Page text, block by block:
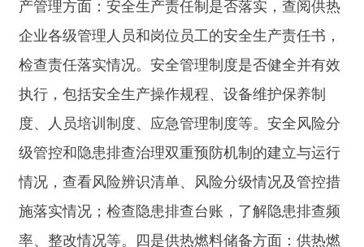
（五）绿地占用与树木保护检查
业和项目，检查是否依法办理相关审批手续，是否
按照批准的范围、期限和要求实施占用、移植砍伐
行为；项目竣工后，是否及时恢复绿地原状。
离、避免碾压苗木），临时占用后是否按要求恢复
绿地；